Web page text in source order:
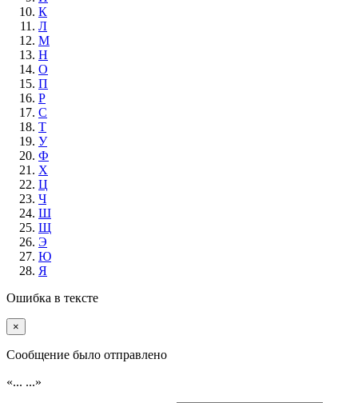
К
Л
М
Н
О
П
Р
С
Т
У
Ф
Х
Ц
Ч
Ш
Щ
Э
Ю
Я
Ошибка в тексте
×
Cообщение было отправлено
«... ...»